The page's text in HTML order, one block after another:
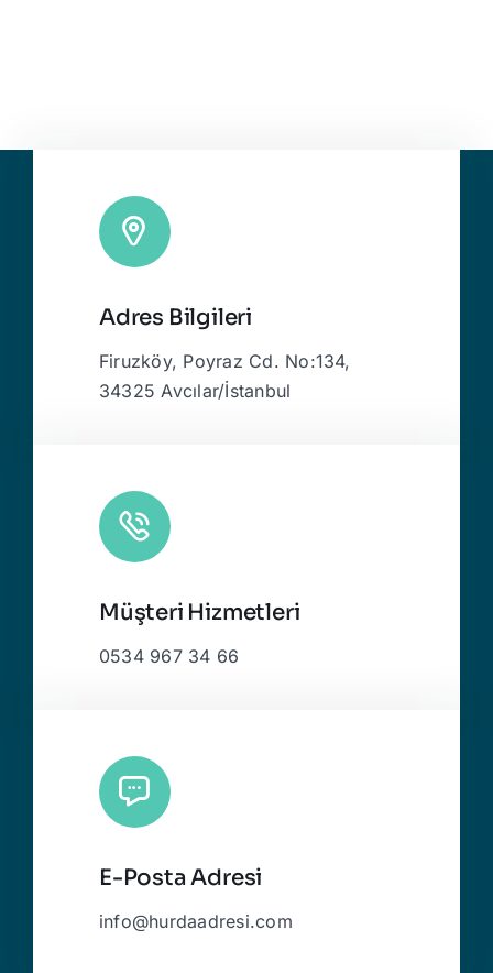
Adres Bilgileri
Firuzköy, Poyraz Cd. No:134,
34325 Avcılar/İstanbul
Müşteri Hizmetleri
0534 967 34 66
E-Posta Adresi
info@hurdaadresi.com